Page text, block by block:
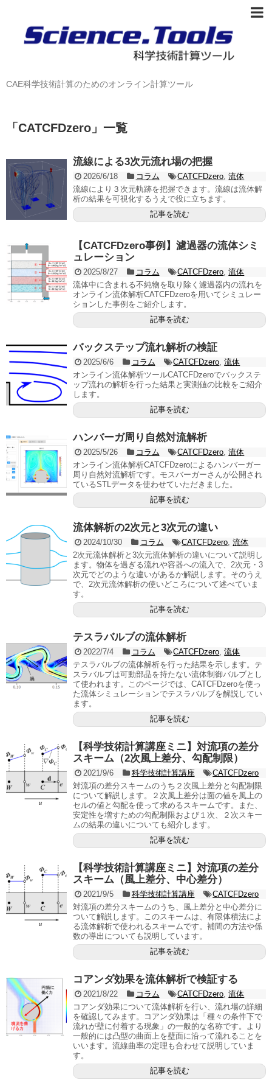
CAE科学技術計算のためのオンライン計算ツール
「 CATCFDzero 」 一覧
流線による3次元流れ場の把握
2026/6/18 コラム CATCFDzero,流体
流線により３次元軌跡を把握できます。流線は流体解
析の結果を可視化するうえで役に立ちます。
記事を読む
【CATCFDzero事例】濾過器の流体シミ
ュレーション
2025/8/27 コラム CATCFDzero,流体
流体中に含まれる不純物を取り除く濾過器内の流れを
オンライン流体解析CATCFDzeroを用いてシミュレー
ションした事例をご紹介します。
記事を読む
バックステップ流れ解析の検証
2025/6/6 コラム CATCFDzero,流体
オンライン流体解析ツールCATCFDzeroでバックステ
ップ流れの解析を行った結果と実測値の比較をご紹介
します。
記事を読む
ハンバーガ周り自然対流解析
2025/5/26 コラム CATCFDzero,流体
オンライン流体解析CATCFDzeroによるハンバーガー
周り自然対流解析です。モスバーガーさんが公開され
ているSTLデータを使わせていただきました。
記事を読む
流体解析の2次元と3次元の違い
2024/10/30 コラム CATCFDzero,流体
2次元流体解析と3次元流体解析の違いについて説明し
ます。物体を過ぎる流れや容器への流入で、2次元・3
次元でどのような違いがあるか解説します。そのうえ
で、2次元流体解析の使いどころについて述べていま
す。
記事を読む
テスラバルブの流体解析
2022/7/4 コラム CATCFDzero,流体
テスラバルブの流体解析を行った結果を示します。テ
スラバルブは可動部品を持たない流体制御バルブとし
て使われます。このページでは、CATCFDzeroを使っ
た流体シミュレーションでテスラバルブを解説してい
ます。
記事を読む
【科学技術計算講座ミニ】対流項の差分
スキーム（2次風上差分、勾配制限）
2021/9/6 科学技術計算講座
CATCFDzero
対流項の差分スキームのうち２次風上差分と勾配制限
について解説します。２次風上差分は面の値を風上の
セルの値と勾配を使って求めるスキームです。また、
安定性を増すための勾配制限および１次、２次スキー
ムの結果の違いについても紹介します。
記事を読む
【科学技術計算講座ミニ】対流項の差分
スキーム（風上差分、中心差分）
2021/9/5 科学技術計算講座
CATCFDzero
対流項の差分スキームのうち、風上差分と中心差分に
ついて解説します。このスキームは、有限体積法によ
る流体解析で使われるスキームです。補間の方法や係
数の導出についても説明しています。
記事を読む
コアンダ効果を流体解析で検証する
2021/8/22 コラム CATCFDzero,流体
コアンダ効果について流体解析を行い、流れ場の詳細
を確認してみます。コアンダ効果は「種々の条件下で
流れが壁に付着する現象」の一般的な名称です。より
一般的には凸型の曲面上を壁面に沿って流れることを
いいます。流線曲率の定理も合わせて説明していま
す。
記事を読む